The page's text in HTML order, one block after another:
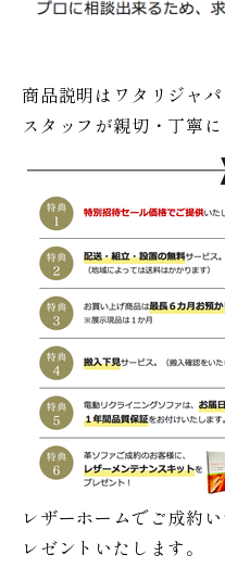
商品説明はワタリジャ
スタッフが親切・丁寧に
レザーホームでご成約
レゼントいたします。